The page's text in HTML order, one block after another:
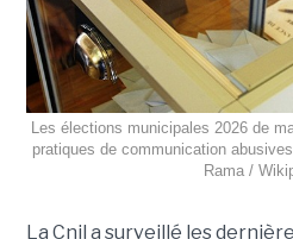
Les élections municipales 2026 de
pratiques de communication
Rama /
La Cnil a surveillé les